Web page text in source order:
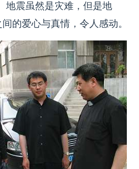
地震虽然是灾难，但是地
的爱心与真情，令人感动。